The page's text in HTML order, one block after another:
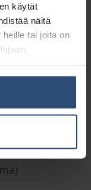
käytät
näitä
heille tai joita on